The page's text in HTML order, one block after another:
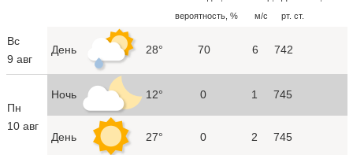
вероятность, %
м/с
рт. ст.
Вс
9 авг
День 28° 70 6 742
Пн
10 авг
Ночь 12° 0 1 745
День 27° 0 2 745